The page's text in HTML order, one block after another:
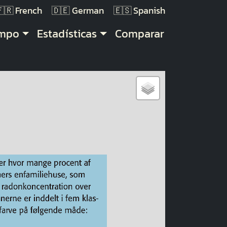
French German Spanish
Estadísticas
Comparar